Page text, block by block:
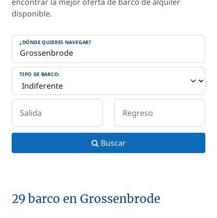
disponible.
¿DÓNDE QUIERES NAVEGAR?
TIPO DE BARCO:
Salida Regreso
Buscar
29 barco en Grossenbrode